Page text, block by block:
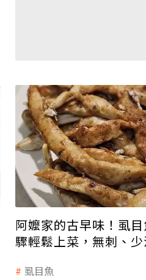
阿嬤家的古早味！虱
驟輕鬆上菜，無刺、
虱目魚